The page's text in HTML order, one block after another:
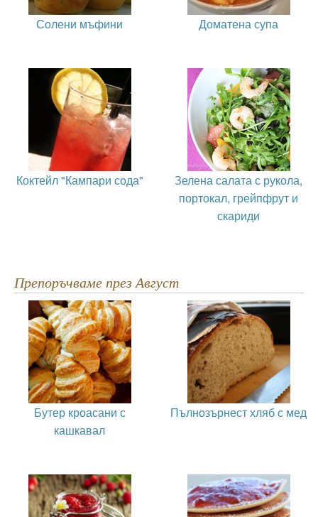
Солени мъфини Доматена супа
Коктейл "Кампари сода"
Зелена салата с рукола,
портокал, грейпфрут и
скариди
Препоръчваме през Август
Бутер кроасани с
кашкавал
Пълнозърнест хляб с мед